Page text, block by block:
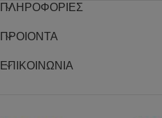
ΠΛΗΡΟΦΟΡΙΕΣ
ΠΡΟΙΟΝΤΑ
ΕΠΙΚΟΙΝΩΝΙΑ